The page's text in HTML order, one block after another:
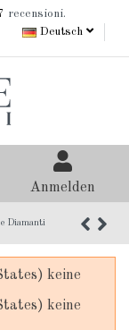
recensioni.
Deutsch
Anmelden
e Diamanti
keine
keine